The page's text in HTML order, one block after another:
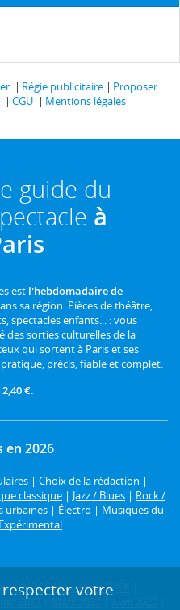
Régie publicitaire
Proposer
CGU
Mentions légales
guide du
à
est l'hebdomadaire de
sa région. Pièces de théâtre,
spectacles enfants... : vous
des sorties culturelles de la
qui sortent à Paris et ses
précis, fiable et complet.
€.
en 2026
| Choix de la rédaction |
classique | Jazz / Blues | Rock /
urbaines | Électro | Musiques du
2026|Novembre 2026
2027
votre